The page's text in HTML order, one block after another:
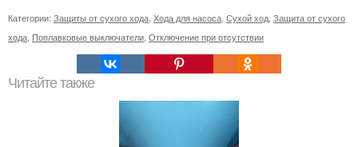
Категории: Защиты от сухого хода, Хода для насоса, Сухой ход, Защита от сухого
хода, Поплавковые выключатели, Отключение при отсутствии
Читайте также